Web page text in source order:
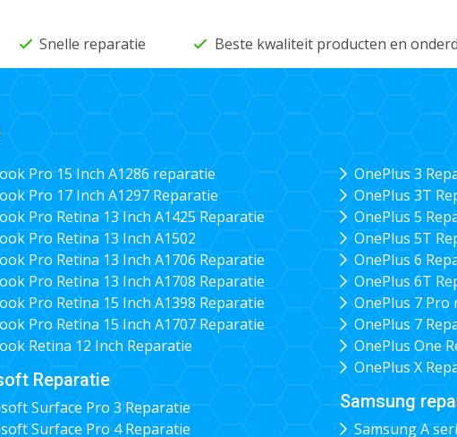
Snelle reparatie Beste kwaliteit producten en
Pro 15 Inch A1286 reparatie
Pro 17 Inch A1297 Reparatie
Pro Retina 13 Inch A1425 Reparatie
Pro Retina 13 Inch A1502
Pro Retina 13 Inch A1706 Reparatie
Pro Retina 13 Inch A1708 Reparatie
Pro Retina 15 Inch A1398 Reparatie
Pro Retina 15 Inch A1707 Reparatie
Retina 12 Inch Reparatie
Reparatie
Surface Pro 3 Reparatie
Surface Pro 4 Reparatie
OnePlus 3
OnePlus 3T
OnePlus 5
OnePlus 5T
OnePlus 6
OnePlus 6T
OnePlus 7 Pro
OnePlus 7
OnePlus One
OnePlus X
Samsung
Samsung A